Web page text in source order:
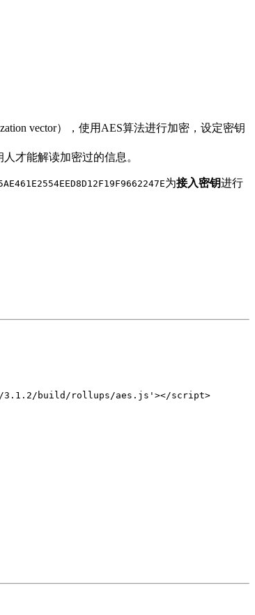
vector），使用AES算法进行加密，设定密钥
才能解读加密过的信息。
为接入密钥进行
3.1.2/build/rollups/aes.js' ></script>